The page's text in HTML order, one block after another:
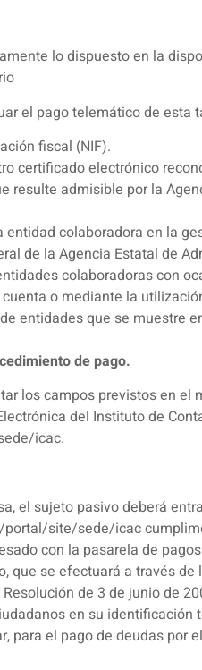
lo dispuesto en la
el pago telemático de esta
fiscal (NIF).
certificado electrónico
resulte admisible por la
colaboradora en la
de la Agencia Estatal de
colaboradoras con
o mediante la
entidades que se muestre
de pago.
los campos previstos en
del Instituto de
icac.
el sujeto pasivo deberá
site/sede/icac
con la pasarela de
que se efectuará a través
de 3 de junio de
en su
para el pago de deudas